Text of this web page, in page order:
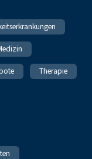
Therapie